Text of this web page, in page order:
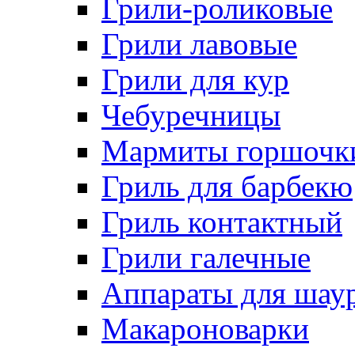
Грили-роликовые
Грили лавовые
Грили для кур
Чебуречницы
Мармиты
Гриль для барбекю
Гриль контактный
Грили галечные
Аппараты для
Макароноварки